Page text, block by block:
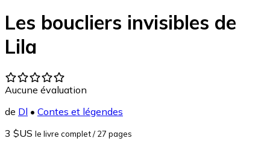
Les boucliers invisibles de
Lila
Aucune évaluation
de Dl • Contes et légendes
3 $US le livre complet/ 27 pages